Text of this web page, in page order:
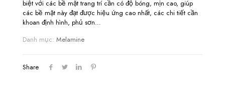
biệt với các bề mặt trang trí cần có độ bóng, mịn cao, giúp
các bề mặt này đạt được hiệu ứng cao nhất, các chi tiết cần
khoan định hình, phủ sơn…
Danh mục: Melamine
Share